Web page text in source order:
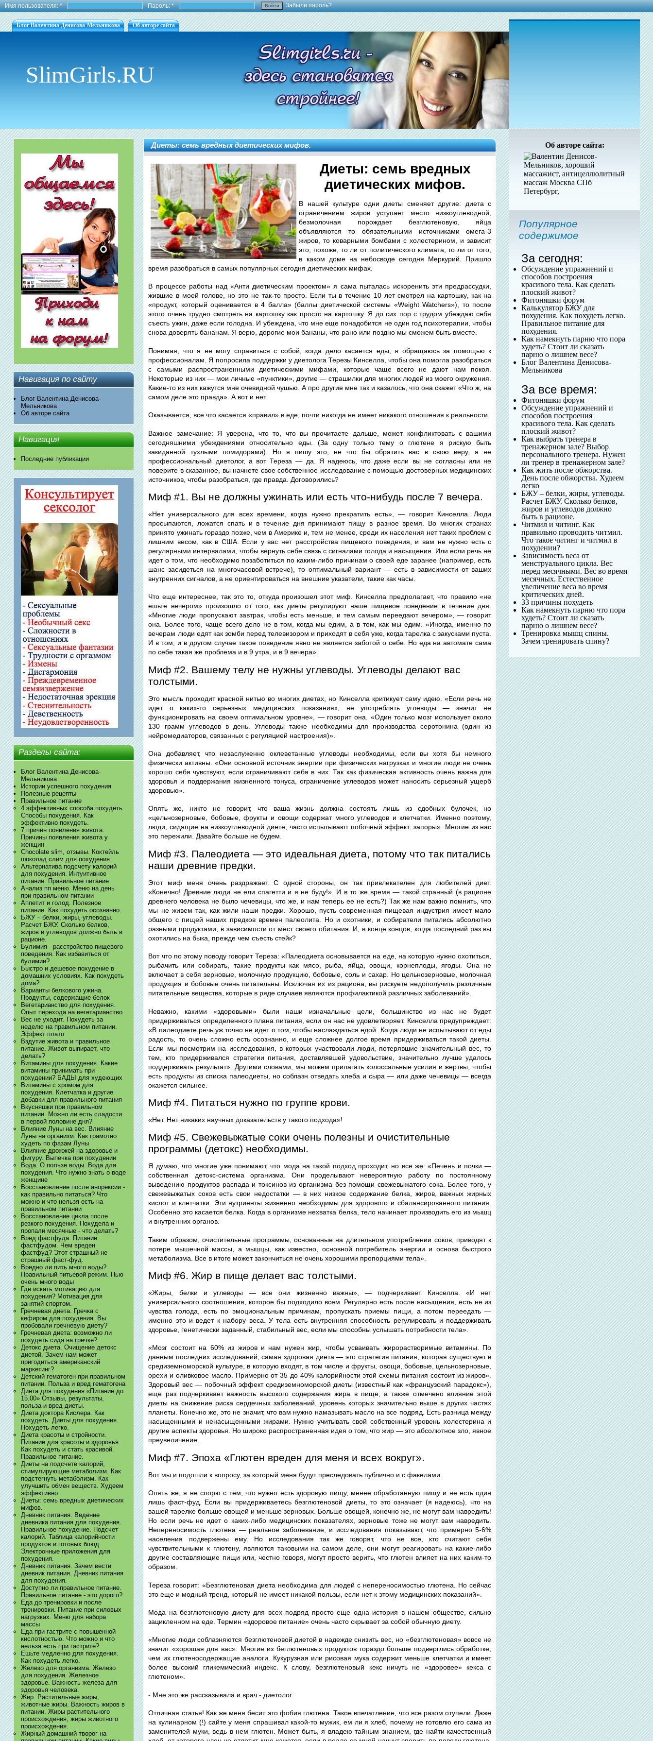
Имя пользователя:* Пароль:* Забыли пароль?
Блог Валентина Денисова-Мельникова Об авторе сайта
SlimGirls.RU
Навигация по сайту
Блог Валентина Денисова-
Мельникова
Об авторе сайта
Навигация
Последние публикации
Разделы сайта:
Блог Валентина Денисова-
Мельникова
Истории успешного похудения
Полезные рецепты
Правильное питание
4 эффективных способа похудеть.
Способы похудения. Как
эффективно похудеть.
7 причин появления живота.
Причины появления живота у
женщин
Chocolate slim, отзывы. Коктейль
шоколад слим для похудения.
Альтернатива подсчету калорий
для похудения. Интуитивное
питание. Правильное питание
Анализ пп меню. Меню на день
при правильном питании
Аппетит и голод. Полезное
питание. Как похудеть осознанно.
БЖУ – белки, жиры, углеводы.
Расчет БЖУ. Сколько белков,
жиров и углеводов должно быть в
рационе.
Булимия - расстройство пищевого
поведения. Как избавиться от
булимии?
Быстро и дешевое похудение в
домашних условиях. Как похудеть
дома?
Варианты белкового ужина.
Продукты, содержащие белок
Вегетарианство для похудения.
Опыт перехода на вегетарианство
Вес не уходит. Похудеть за
неделю на правильном питании.
Эффект плато
Вздутие живота и правильное
питание. Живот выпирает, что
делать?
Витамины для похудения. Какие
витамины принимать при
похудении? БАДЫ для худеющих
Витамины с хромом для
похудения. Клетчатка и другие
добавки для правильного питания
Вкусняшки при правильном
питании. Можно ли есть сладости
в первой половине дня?
Влияние Луны на вес. Влияние
Луны на организм. Как грамотно
худеть по фазам Луны
Влияние дрожжей на здоровье и
фигуру. Выпечка при похудении
Вода. О пользе воды. Вода для
похудения. Что нужно знать о воде
женщине
Восстановление после анорексии -
как правильно питаться? Что
можно и что нельзя есть на
правильном питании
Восстановление цикла после
резкого похудения. Похудела и
пропали месячные - что делать?
Вред фастфуда. Питание
фастфудом. Чем вреден
фастфуд? Этот страшный не
страшный фаст-фуд.
Вредно ли пить много воды?
Правильный питьевой режим. Пью
очень много воды
Где искать мотивацию для
похудения? Мотивация для
занятий спортом.
Гречневая диета. Гречка с
кефиром для похудения. Вы
пробовали гречневую диету?
Гречневая диета: возможно ли
похудеть сидя на гречке?
Детокс диета. Очищение детокс
диетой. Зачем нам может
пригодиться американский
маркетинг?
Детский гематоген при правильном
питании. Польза и вред гематогена
Диета для похудения «Питание до
15.00» Отзывы, результаты,
польза и вред диеты.
Диета доктора Кислера. Как
похудеть. Диеты для похудения.
Похудеть легко.
Диета красоты и стройности.
Питание для красоты и здоровья.
Как похудеть и стать красивой.
Правильное питание.
Диеты на подсчете калорий,
стимулирующие метаболизм. Как
подстегнуть метаболизм. Как
улучшить обмен веществ. Худеем
эффективно.
Диеты: семь вредных диетических
мифов.
Дневник питания. Ведение
дневника питания для похудения.
Правильное похудение. Подсчет
калорий. Таблица калорийности
продуктов и готовых блюд.
Электронные приложения для
похудения.
Дневник питания. Зачем вести
дневник питания. Дневник питания
для похудения.
Доступно ли правильное питание.
Правильное питание - это дорого?
Еда до тренировки и после
тренировки. Питание при силовых
нагрузках. Меню для набора
массы
Еда при гастрите с повышенной
кислотностью. Что можно и что
нельзя есть при гастрите?
Ешьте медленно для похудения.
Как похудеть легко.
Железо для организма. Железо
для похудения. Железное
здоровье. Важность железа для
здоровья человека.
Жир. Растительные жиры,
животные жиры. Важность жиров в
питании. Жиры растительного
происхождения, жиры животного
происхождения.
Жирный домашний творог на
Диеты: семь вредных диетических мифов.
Диеты: семь вредных
диетических мифов.
В нашей культуре одни диеты сменяет другие: диета с
ограничением жиров уступает место низкоуглеводной,
безмолочная порождает безглютеновую, яйца
объявляются то обязательными источниками омега-3
жиров, то коварными бомбами с холестерином, и зависит
это, похоже, то ли от политического климата, то ли от того,
в каком доме на небосводе сегодня Меркурий. Пришло
время разобраться в самых популярных сегодня диетических мифах.
В процессе работы над «Анти диетическим проектом» я сама пыталась искоренить эти предрассудки,
жившие в моей голове, но это не так-то просто. Если ты в течение 10 лет смотрел на картошку, как на
«продукт, который оценивается в 4 балла» (баллы диетической системы «Weight Watchers»), то после
этого очень трудно смотреть на картошку как просто на картошку. Я до сих пор с трудом убеждаю себя
съесть ужин, даже если голодна. И убеждена, что мне еще понадобится не один год психотерапии, чтобы
снова доверять бананам. Я верю, дорогие мои бананы, что рано или поздно мы сможем быть вместе.
Понимая, что я не могу справиться с собой, когда дело касается еды, я обращаюсь за помощью к
профессионалам. Я попросила поддержки у диетолога Терезы Кинселла, чтобы она помогла разобраться
с самыми распространенными диетическими мифами, которые чаще всего не дают нам покоя.
Некоторые из них — мои личные «пунктики», другие — страшилки для многих людей из моего окружения.
Какие-то из них кажутся мне очевидной чушью. А про другие мне так и казалось, что она скажет «Что ж, на
самом деле это правда». А вот и нет.
Оказывается, все что касается «правил» в еде, почти никогда не имеет никакого отношения к реальности.
Важное замечание: Я уверена, что то, что вы прочитаете дальше, может конфликтовать с вашими
сегодняшними убеждениями относительно еды. (За одну только тему о глютене я рискую быть
закиданной тухлыми помидорами). Но я пишу это, не что бы обратить вас в свою веру, я не
профессиональный диетолог, а вот Тереза — да. Я надеюсь, что даже если вы не согласны или не
поверите в сказанное, вы начнете свое собственное исследование с помощью достоверных медицинских
источников, чтобы разобраться, где правда. Договорились?
Миф #1. Вы не должны ужинать или есть что-нибудь после 7 вечера.
«Нет универсального для всех времени, когда нужно прекратить есть», — говорит Кинселла. Люди
просыпаются, ложатся спать и в течение дня принимают пищу в разное время. Во многих странах
принято ужинать гораздо позже, чем в Америке и, тем не менее, среди их населения нет таких проблем с
лишним весом, как в США. Если у вас нет расстройства пищевого поведения, и вам не нужно есть с
регулярными интервалами, чтобы вернуть себе связь с сигналами голода и насыщения. Или если речь не
идет о том, что необходимо позаботиться по каким-либо причинам о своей еде заранее (например, есть
шанс засидеться на многочасовой встрече), то оптимальный вариант — есть в зависимости от ваших
внутренних сигналов, а не ориентироваться на внешние указатели, такие как часы.
Что еще интереснее, так это то, откуда произошел этот миф. Кинселла предполагает, что правило «не
ешьте вечером» произошло от того, как диеты регулируют наше пищевое поведение в течение дня.
«Многие люди пропускают завтрак, чтобы есть меньше, и тем самым переедают вечером», — говорит
она. Более того, чаще всего дело не в том, когда мы едим, а в том, как мы едим. «Иногда, именно по
вечерам люди едят как зомби перед телевизором и приходят в себя уже, когда тарелка с закусками пуста.
И в том, и в другом случае такое поведение явно не является заботой о себе. Но еда на автомате сама
по себе такая же проблема и в 9 утра, и в 9 вечера».
Миф #2. Вашему телу не нужны углеводы. Углеводы делают вас
толстыми.
Это мысль проходит красной нитью во многих диетах, но Кинселла критикует саму идею. «Если речь не
идет о каких-то серьезных медицинских показаниях, не употреблять углеводы — значит не
функционировать на своем оптимальном уровне», — говорит она. «Один только мозг использует около
130 грамм углеводов в день. Углеводы также необходимы для производства серотонина (один из
нейромедиаторов, связанных с регуляцией настроения)».
Она добавляет, что незаслуженно оклеветанные углеводы необходимы, если вы хотя бы немного
физически активны. «Они основной источник энергии при физических нагрузках и многие люди не очень
хорошо себя чувствуют, если ограничивают себя в них. Так как физическая активность очень важна для
здоровья и поддержания жизненного тонуса, ограничение углеводов может наносить серьезный ущерб
здоровью».
Опять же, никто не говорит, что ваша жизнь должна состоять лишь из сдобных булочек, но
«цельнозерновые, бобовые, фрукты и овощи содержат много углеводов и клетчатки. Именно поэтому,
люди, сидящие на низкоуглеводной диете, часто испытывают побочный эффект: запоры». Многие из нас
это пережили. Давайте больше не будем.
Миф #3. Палеодиета — это идеальная диета, потому что так питались
наши древние предки.
Этот миф меня очень раздражает. С одной стороны, он так привлекателен для любителей диет.
«Конечно! Древние люди не ели спагетти и я не буду!». И в то же время — такой странный (в рационе
древнего человека не было чечевицы, что же, и нам теперь ее не есть?) Так же нам важно помнить, что
мы не живем так, как жили наши предки. Хорошо, пусть современная пищевая индустрия имеет мало
общего с пищей наших предков времен палеолита. Но и охотники, и собиратели питались абсолютно
разными продуктами, в зависимости от мест своего обитания. И, в конце концов, когда последний раз вы
охотились на быка, прежде чем съесть стейк?
Вот что по этому поводу говорит Тереза: «Палеодиета основывается на еде, на которую нужно охотиться,
рыбачить или собирать, такие продукты как мясо, рыба, яйца, овощи, корнеплоды, ягоды. Она не
включает в себя зерновые, молочную продукцию, бобовые, соль и сахар. Но цельнозерновые, молочная
продукция и бобовые очень питательны. Исключая их из рациона, вы рискуете недополучить различные
питательные вещества, которые в ряде случаев являются профилактикой различных заболеваний».
Неважно, какими «здоровыми» были наши изначальные цели, большинство из нас не будет
придерживаться определенного плана питания, если он нас не удовлетворяет. Кинселла предупреждает:
«В палеодиете речь уж точно не идет о том, чтобы наслаждаться едой. Когда люди не испытывают от еды
радость, то очень сложно есть осознанно, и еще сложнее долгое время придерживаться такой диеты.
Если мы посмотрим на исследования, в которых участвовали люди, потерявшие значительный вес, то
тем, кто придерживался стратегии питания, доставлявшей удовольствие, значительно лучше удалось
поддерживать результат». Другими словами, мы можем прилагать колоссальные усилия и жертвы, чтобы
есть продукты из списка палеодиеты, но соблазн отведать хлеба и сыра — или даже чечевицы — всегда
окажется сильнее.
Миф #4. Питаться нужно по группе крови.
«Нет. Нет никаких научных доказательств у такого подхода»!
Миф #5. Свежевыжатые соки очень полезны и очистительные
программы (детокс) необходимы.
Я думаю, что многие уже понимают, что мода на такой подход проходит, но все же: «Печень и почки —
собственная детокс-система организма. Они проделывают невероятную работу по постоянному
выведению продуктов распада и токсинов из организма без помощи свежевыжатого сока. Более того, у
свежевыжатых соков есть свои недостатки — в них низкое содержание белка, жиров, важных жирных
кислот и клетчатки. Эти нутриенты жизненно необходимы для здорового и сбалансированного питания.
Особенно это касается белка. Когда в организме нехватка белка, тело начинает производить его из мышц
и внутренних органов.
Таким образом, очистительные программы, основанные на длительном употреблении соков, приводят к
потере мышечной массы, а мышцы, как известно, основной потребитель энергии и основа быстрого
метаболизма. Все в итоге может закончиться не очень хорошими пропорциями тела».
Миф #6. Жир в пище делает вас толстыми.
«Жиры, белки и углеводы — все они жизненно важны», — подчеркивает Кинселла. «И нет
универсального соотношения, которое бы подходило всем. Регулярно есть после насыщения, есть не из
чувства голода, есть по эмоциональным причинам, пропускать приемы пищи, а потом переедать —
именно это и ведет к набору веса. У тела есть внутренняя способность регулировать и поддерживать
здоровье, генетически заданный, стабильный вес, если мы способны услышать потребности тела».
«Мозг состоит на 60% из жиров и нам нужен жир, чтобы усваивать жирорастворимые витамины. По
данным последних исследований, самая здоровая диета — это стратегия питания, которая существует в
средиземноморской культуре, в которую входят, в том числе и фрукты, овощи, бобовые, цельнозерновые,
орехи и оливковое масло. Примерно от 35 до 40% калорийности этой схемы питания состоит из жиров».
Здоровый вес — побочный эффект средиземноморской диеты (известный как «французский парадокс»),
еще раз подчеркивает важность высокого содержания жира в пище, а также отмечено влияние этой
диеты на снижение риска сердечных заболеваний, уровень которых значительно выше в других частях
планеты. Конечно же, это не значит, что вам нужно намазывать масло на все подряд. Есть разница между
насыщенными и ненасыщенными жирами. Нужно учитывать свой собственный уровень холестерина и
другие аспекты здоровья. Но широко распространенная идея о том, что жир — это абсолютное зло, явное
преувеличение.
Миф #7. Эпоха «Глютен вреден для меня и всех вокруг».
Вот мы и подошли к вопросу, за который меня будут преследовать публично и с факелами.
Опять же, я не спорю с тем, что нужно есть здоровую пищу, менее обработанную пищу и не есть один
лишь фаст-фуд. Если вы придерживаетесь безглютеновой диеты, то это означает (я надеюсь), что на
вашей тарелке больше овощей и меньше зерновых. Больше овощей, конечно же, не могут вам навредить!
Но если речь не идет о каких-либо медицинских показателях, зерновые тоже не могут вам навредить.
Непереносимость глютена — реальное заболевание, и исследования показывают, что примерно 5-6%
населения подвержены ему. Но исследования так же говорят, что не все, кто считают себя
чувствительными к глютену, являются таковыми на самом деле, они могут реагировать на какие-либо
другие составляющие пищи или, честно говоря, могут просто верить, что глютен влияет на них каким-то
образом.
Тереза говорит: «Безглютеновая диета необходима для людей с непереносимостью глютена. Но сейчас
это еще и модный тренд, который не имеет никакой пользы, если нет к этому медицинских показаний».
Мода на безглютеновую диету для всех подряд просто еще одна история в нашем обществе, сильно
зацикленном на еде. Термин «здоровое питание» очень часто скрывает за собой обычную диету.
«Многие люди соблазняются безглютеновой диетой в надежде снизить вес, но «безглютеновая» вовсе не
значит «хорошая для вас». Многие из беглютеновых продуктов гораздо больше подверглись обработке,
чем их глютеносодержащие аналоги. Кукурузная или рисовая мука содержит меньше клетчатки и имеет
более высокий гликемический индекс. К слову, безглютеновый кекс ничуть не «здоровее» кекса с
глютеном».
- Мне это же рассказывала и врач - диетолог.
Отличная статья! Как же меня бесит это фобия глютена. Такое впечатление, что все разом отупели. Даже
на кулинарном (!) сайте у меня спрашивал какой-то мужик, ем ли я хлеб, почему не готовлю его сама из
заменителей муки, ведь в нем глютен. Может быть, я владею тайным знанием, где найти качественный
Об авторе сайта:
Популярное
содержимое
За сегодня:
Обсуждение упражнений и
способов построения
красивого тела. Как сделать
плоский живот?
Фитоняшки форум
Калькулятор БЖУ для
похудения. Как похудеть легко.
Правильное питание для
похудения.
Как намекнуть парню что пора
худеть? Стоит ли сказать
парню о лишнем весе?
Блог Валентина Денисова-
Мельникова
За все время:
Фитоняшки форум
Обсуждение упражнений и
способов построения
красивого тела. Как сделать
плоский живот?
Как выбрать тренера в
тренажерном зале? Выбор
персонального тренера. Нужен
ли тренер в тренажерном зале?
Как жить после обжорства.
День после обжорства. Худеем
легко
БЖУ – белки, жиры, углеводы.
Расчет БЖУ. Сколько белков,
жиров и углеводов должно
быть в рационе.
Читмил и читинг. Как
правильно проводить читмил.
Что такое читинг и читмил в
похудении?
Зависимость веса от
менструального цикла. Вес
перед месячными. Вес во время
месячных. Естественное
увеличение веса во время
критических дней.
33 причины похудеть
Как намекнуть парню что пора
худеть? Стоит ли сказать
парню о лишнем весе?
Тренировка мышц спины.
Зачем тренировать спину?